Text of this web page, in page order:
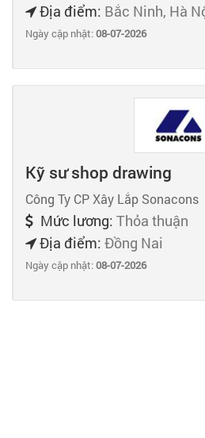
Địa điểm: Bắc Ninh, Hà
Ngày cập nhật:08-07-2026
Kỹ sư shop drawing
Công Ty CP Xây Lắp Sonacons
Mức lương: Thỏa thuận
Địa điểm: Đồng Nai
Ngày cập nhật:08-07-2026